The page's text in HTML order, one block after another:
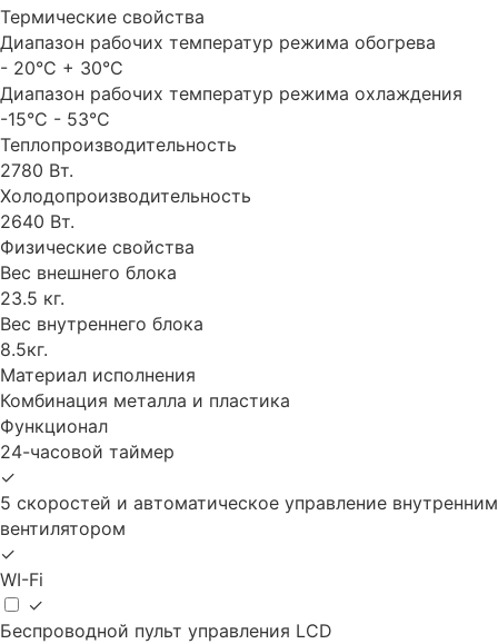
Термические свойства
Диапазон рабочих температур режима обогрева
- 20°C + 30°C
Диапазон рабочих температур режима охлаждения
-15°С - 53°С
Теплопроизводительность
2780 Вт.
Холодопроизводительность
2640 Вт.
Физические свойства
Вес внешнего блока
23.5 кг.
Вес внутреннего блока
8.5кг.
Материал исполнения
Комбинация металла и пластика
Функционал
24-часовой таймер
✓
5 скоростей и автоматическое управление внутренним
вентилятором
✓
WI-Fi
✓
Беспроводной пульт управления LCD